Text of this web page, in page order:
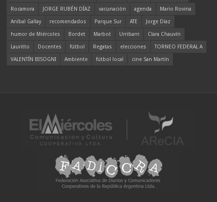
Rocamora
JORGE RUBÉN DÍAZ vacunación agenda
Mario Rovina
Aníbal Gallay
recomendados Parque Sur ATE
Jorge Díaz
humor de Miércoles
Bordet Marbot Urribarri
Clara Chauvín
Lauritto
Docentes fútbol Regatas elecciones
TORNEO FEDERAL A
VALENTÍN BISOGNI
Ambiente fútbol local cine San Martín